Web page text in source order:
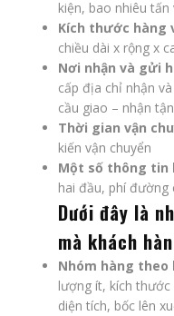
kiện, bao nhiêu tấn
Kích thước hàng
chiều dài x rộng x
Nơi nhận và gửi
cấp địa chỉ nhận
cầu giao – nhận
Thời gian vận
kiến vận chuyển
Một số thông tin
hai đầu, phí đường
Dưới đây là
mà khách
Nhóm hàng theo
lượng ít, kích
diện tích, bốc lên